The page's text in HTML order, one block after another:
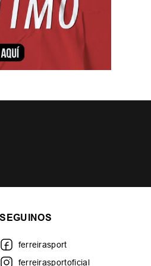
SEGUINOS
ferreirasport
ferreirasportoficial